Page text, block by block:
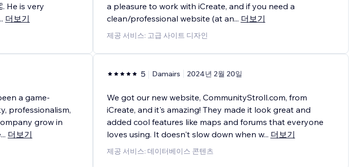
He is very
더보기
a game-
professionalism,
grow in
... 더보기
a pleasure to work with iCreate, and if you need a
clean/professional website (at an... 더보기
제공 서비스: 고급 사이트 디자인
5 Damairs 2024년 2월 20일
We got our new website, CommunityStroll.com, from
iCreate, and it's amazing! They made it look great and
added cool features like maps and forums that everyone
loves using. It doesn't slow down when w... 더보기
제공 서비스: 데이터베이스 콘텐츠